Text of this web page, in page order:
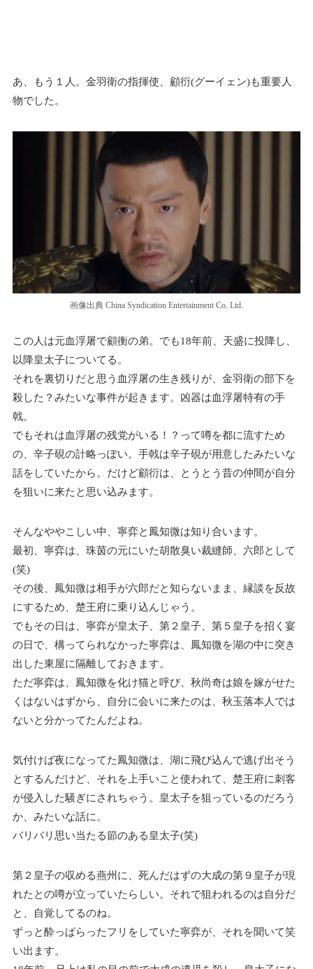
あ、もう１人。金羽衛の指揮使、顧衍(グーイェン)も重要人
物でした。
画像出典 China Syndication Entertainment Co. Ltd.
この人は元血浮屠で顧衡の弟。でも18年前、天盛に投降し、
以降皇太子についてる。
それを裏切りだと思う血浮屠の生き残りが、金羽衛の部下を
殺した？みたいな事件が起きます。凶器は血浮屠特有の手
戟。
でもそれは血浮屠の残党がいる！？って噂を都に流すため
の、辛子硯の計略っぽい。手戟は辛子硯が用意したみたいな
話をしていたから。だけど顧衍は、とうとう昔の仲間が自分
を狙いに来たと思い込みます。
そんなややこしい中、寧弈と鳳知微は知り合います。
最初、寧弈は、珠茵の元にいた胡散臭い裁縫師、六郎として
(笑)
その後、鳳知微は相手が六郎だと知らないまま、縁談を反故
にするため、楚王府に乗り込んじゃう。
でもその日は、寧弈が皇太子、第２皇子、第５皇子を招く宴
の日で、構ってられなかった寧弈は、鳳知微を湖の中に突き
出した東屋に隔離しておきます。
ただ寧弈は、鳳知微を化け猫と呼び、秋尚奇は娘を嫁がせた
くはないはずから、自分に会いに来たのは、秋玉落本人では
ないと分かってたんだよね。
気付けば夜になってた鳳知微は、湖に飛び込んで逃げ出そう
とするんだけど、それを上手いこと使われて、楚王府に刺客
が侵入した騒ぎにされちゃう。皇太子を狙っているのだろう
か、みたいな話に。
バリバリ思い当たる節のある皇太子(笑)
第２皇子の収める燕州に、死んだはずの大成の第９皇子が現
れたとの噂が立っていたらしい。それで狙われるのは自分だ
と、自覚してるのね。
ずっと酔っぱらったフリをしていた寧弈が、それを聞いて笑
い出ます。